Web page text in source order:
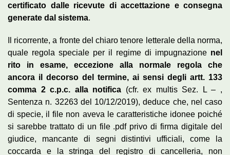
certificato dalle ricevute di accettazione e consegna
generate dal sistema.
Il ricorrente, a fronte del chiaro tenore letterale della norma,
quale regola speciale per il regime di impugnazione nel
rito in esame, eccezione alla normale regola che
ancora il decorso del termine, ai sensi degli artt. 133
comma 2 c.p.c. alla notifica (cfr. ex multis Sez. L – ,
Sentenza n. 32263 del 10/12/2019), deduce che, nel caso
di specie, il file non aveva le caratteristiche idonee poiché
si sarebbe trattato di un file .pdf privo di firma digitale del
giudice, mancante di segni distintivi ufficiali, come la
coccarda e la stringa del registro di cancelleria, non